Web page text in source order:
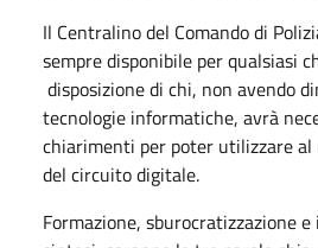
Il Centralino del Comando di
sempre disponibile per qualsiasi
disposizione di chi, non avendo
tecnologie informatiche, avrà
chiarimenti per poter utilizzare
del circuito digitale.
Formazione, sburocratizzazione